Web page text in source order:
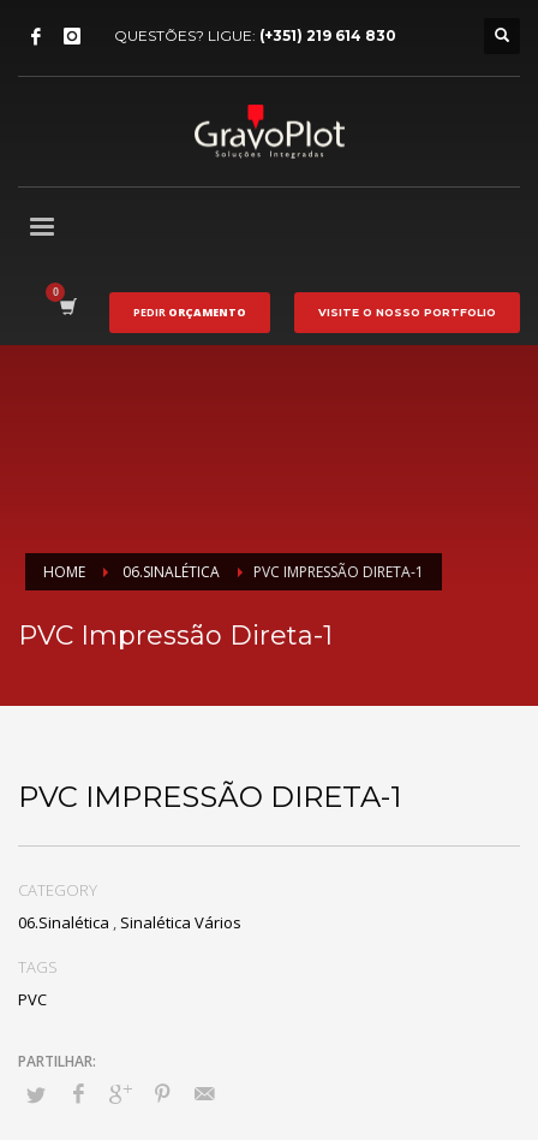
QUESTÕES? LIGUE: (+351) 219 614 830
PEDIR ORÇAMENTO VISITE O NOSSO PORTFOLIO
HOME 06.SINALÉTICA PVC IMPRESSÃO DIRETA-1
PVC Impressão Direta-1
PVC IMPRESSÃO DIRETA-1
CATEGORY
06.Sinalética , Sinalética Vários
TAGS
PVC